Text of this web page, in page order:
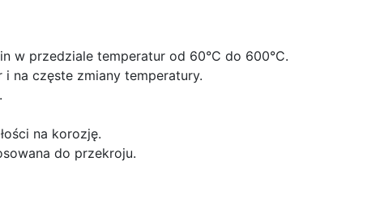
w przedziale temperatur od 60°C do 600°C.
i na częste zmiany temperatury.
na korozję.
do przekroju.